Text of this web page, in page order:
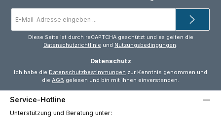
Mail-
*
Diese Seite ist durch reCAPTCHA geschützt und es gelten die
Datenschutzrichtlinie und Nutzungsbedingungen.
Datenschutz
Ich habe die Datenschutzbestimmungen zur Kenntnis genommen und
die AGB gelesen und bin mit ihnen einverstanden.
Service-Hotline
Unterstützung und Beratung unter: